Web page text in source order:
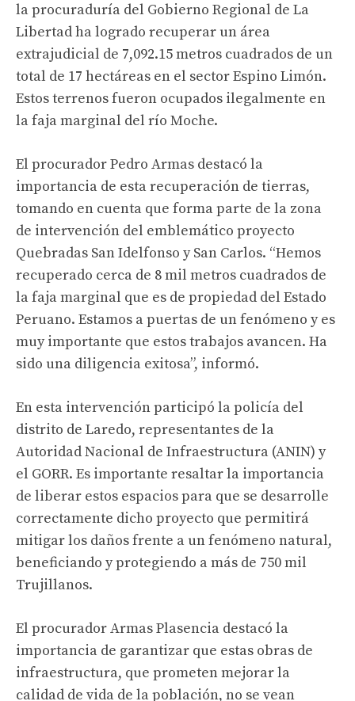
la procuraduría del Gobierno Regional de La
Libertad ha logrado recuperar un área
extrajudicial de 7,092.15 metros cuadrados de un
total de 17 hectáreas en el sector Espino Limón.
Estos terrenos fueron ocupados ilegalmente en
la faja marginal del río Moche.
El procurador Pedro Armas destacó la
importancia de esta recuperación de tierras,
tomando en cuenta que forma parte de la zona
de intervención del emblemático proyecto
Quebradas San Idelfonso y San Carlos. “Hemos
recuperado cerca de 8 mil metros cuadrados de
la faja marginal que es de propiedad del Estado
Peruano. Estamos a puertas de un fenómeno y es
muy importante que estos trabajos avancen. Ha
sido una diligencia exitosa”, informó.
En esta intervención participó la policía del
distrito de Laredo, representantes de la
Autoridad Nacional de Infraestructura (ANIN) y
el GORR. Es importante resaltar la importancia
de liberar estos espacios para que se desarrolle
correctamente dicho proyecto que permitirá
mitigar los daños frente a un fenómeno natural,
beneficiando y protegiendo a más de 750 mil
Trujillanos.
El procurador Armas Plasencia destacó la
importancia de garantizar que estas obras de
infraestructura, que prometen mejorar la
calidad de vida de la población, no se vean